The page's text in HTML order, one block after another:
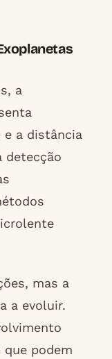
a
e a distância
detecção
mas a
a evoluir.
podem